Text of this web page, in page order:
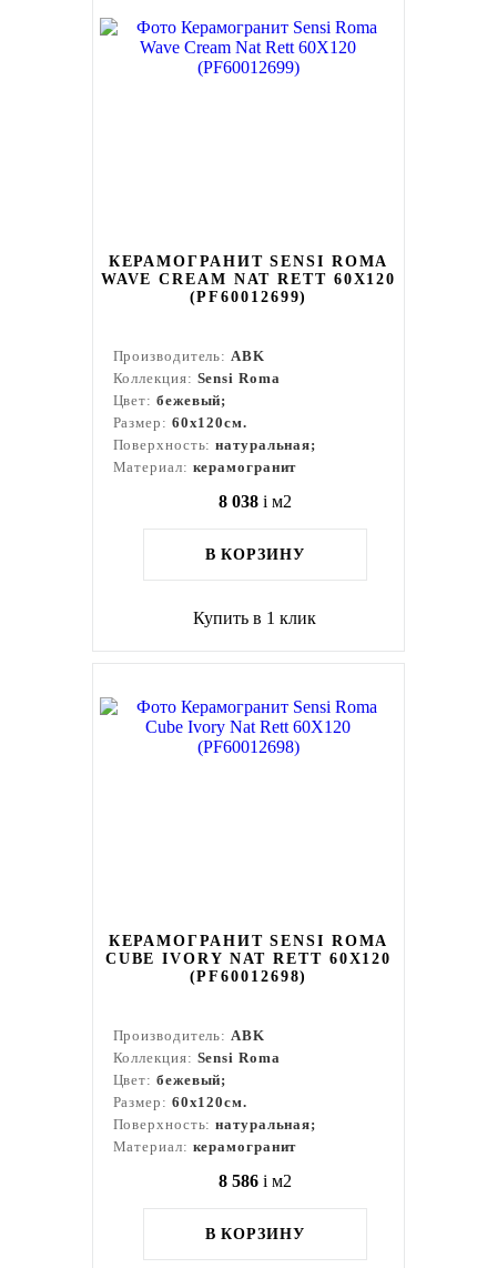
КЕРАМОГРАНИТ SENSI ROMA
WAVE CREAM NAT RETT 60X120
(PF60012699)
Производитель:ABK
Коллекция: Sensi Roma
Цвет: бежевый;
Размер: 60x120см.
Поверхность:натуральная;
Материал: керамогранит
8 038 i м2
В КОРЗИНУ
Купить в 1 клик
КЕРАМОГРАНИТ SENSI ROMA
CUBE IVORY NAT RETT 60X120
(PF60012698)
Производитель:ABK
Коллекция: Sensi Roma
Цвет: бежевый;
Размер: 60x120см.
Поверхность:натуральная;
Материал: керамогранит
8 586 i м2
В КОРЗИНУ